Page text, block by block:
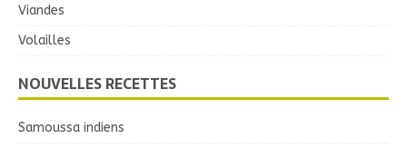
Viandes
Volailles
NOUVELLES RECETTES
Samoussa indiens